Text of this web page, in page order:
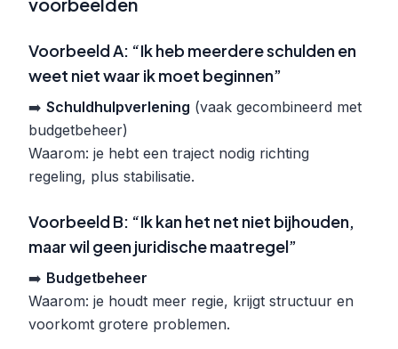
Voorbeeld A: “Ik heb meerdere schulden en
weet niet waar ik moet beginnen”
➡️ Schuldhulpverlening (vaak gecombineerd met
budgetbeheer)
Waarom: je hebt een traject nodig richting
regeling, plus stabilisatie.
Voorbeeld B: “Ik kan het net niet bijhouden,
maar wil geen juridische maatregel”
➡️ Budgetbeheer
Waarom: je houdt meer regie, krijgt structuur en
voorkomt grotere problemen.